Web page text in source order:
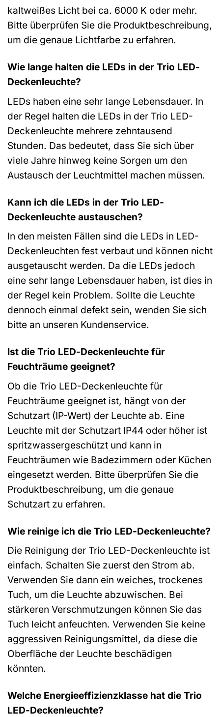
kaltweißes Licht bei ca. 6000 K oder mehr.
Bitte überprüfen Sie die Produktbeschreibung,
um die genaue Lichtfarbe zu erfahren.
Wie lange halten die LEDs in der Trio LED-
Deckenleuchte?
LEDs haben eine sehr lange Lebensdauer. In
der Regel halten die LEDs in der Trio LED-
Deckenleuchte mehrere zehntausend
Stunden. Das bedeutet, dass Sie sich über
viele Jahre hinweg keine Sorgen um den
Austausch der Leuchtmittel machen müssen.
Kann ich die LEDs in der Trio LED-
Deckenleuchte austauschen?
In den meisten Fällen sind die LEDs in LED-
Deckenleuchten fest verbaut und können nicht
ausgetauscht werden. Da die LEDs jedoch
eine sehr lange Lebensdauer haben, ist dies in
der Regel kein Problem. Sollte die Leuchte
dennoch einmal defekt sein, wenden Sie sich
bitte an unseren Kundenservice.
Ist die Trio LED-Deckenleuchte für
Feuchträume geeignet?
Ob die Trio LED-Deckenleuchte für
Feuchträume geeignet ist, hängt von der
Schutzart (IP-Wert) der Leuchte ab. Eine
Leuchte mit der Schutzart IP44 oder höher ist
spritzwassergeschützt und kann in
Feuchträumen wie Badezimmern oder Küchen
eingesetzt werden. Bitte überprüfen Sie die
Produktbeschreibung, um die genaue
Schutzart zu erfahren.
Wie reinige ich die Trio LED-Deckenleuchte?
Die Reinigung der Trio LED-Deckenleuchte ist
einfach. Schalten Sie zuerst den Strom ab.
Verwenden Sie dann ein weiches, trockenes
Tuch, um die Leuchte abzuwischen. Bei
stärkeren Verschmutzungen können Sie das
Tuch leicht anfeuchten. Verwenden Sie keine
aggressiven Reinigungsmittel, da diese die
Oberfläche der Leuchte beschädigen
könnten.
Welche Energieeffizienzklasse hat die Trio
LED-Deckenleuchte?